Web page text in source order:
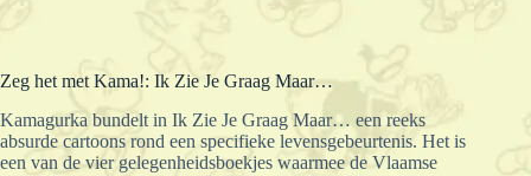
Zeg het met Kama!: Ik Zie Je Graag Maar…
Kamagurka bundelt in Ik Zie Je Graag Maar… een reeks
absurde cartoons rond een specifieke levensgebeurtenis. Het is
een van de vier gelegenheidsboekjes waarmee de Vlaamse